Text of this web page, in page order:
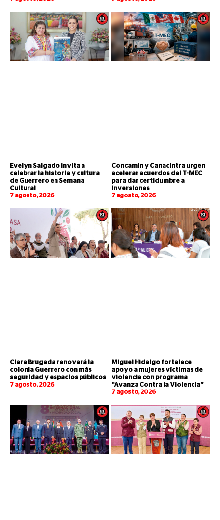
Evelyn Salgado invita a
celebrar la historia y cultura
de Guerrero en Semana
Cultural
7 agosto, 2026
Concamin y Canacintra urgen
acelerar acuerdos del T-MEC
para dar certidumbre a
inversiones
7 agosto, 2026
Clara Brugada renovará la
colonia Guerrero con más
seguridad y espacios públicos
7 agosto, 2026
Miguel Hidalgo fortalece
apoyo a mujeres víctimas de
violencia con programa
“Avanza Contra la Violencia”
7 agosto, 2026